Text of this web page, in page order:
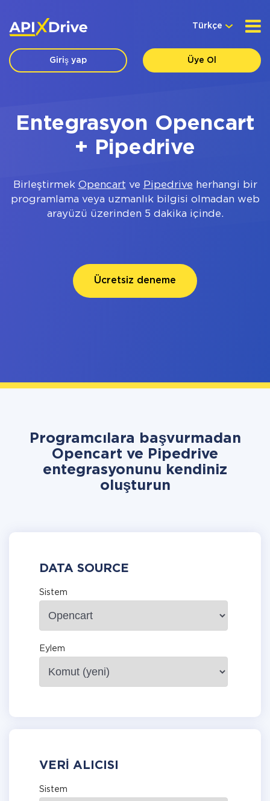
Türkçe
Giriş yap Üye Ol
Entegrasyon Opencart
+ Pipedrive
Birleştirmek Opencart ve Pipedrive herhangi bir
programlama veya uzmanlık bilgisi olmadan web
arayüzü üzerinden 5 dakika içinde.
Ücretsiz deneme
Programcılara başvurmadan
Opencart ve Pipedrive
entegrasyonunu kendiniz
oluşturun
DATA SOURCE
Sistem
Eylem
VERI ALICISI
Sistem